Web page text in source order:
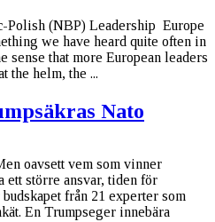
Polish (NBP) Leadership Europe
we have heard quite often in
sense that more European leaders
the helm, the ...
Nato
oavsett vem som vinner
ett större ansvar, tiden för
från 21 experter som
En Trumpseger innebära